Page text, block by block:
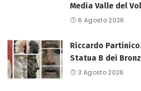
Media Valle del
6 Agosto 2026
Riccardo
Statua B dei
3 Agosto 2026